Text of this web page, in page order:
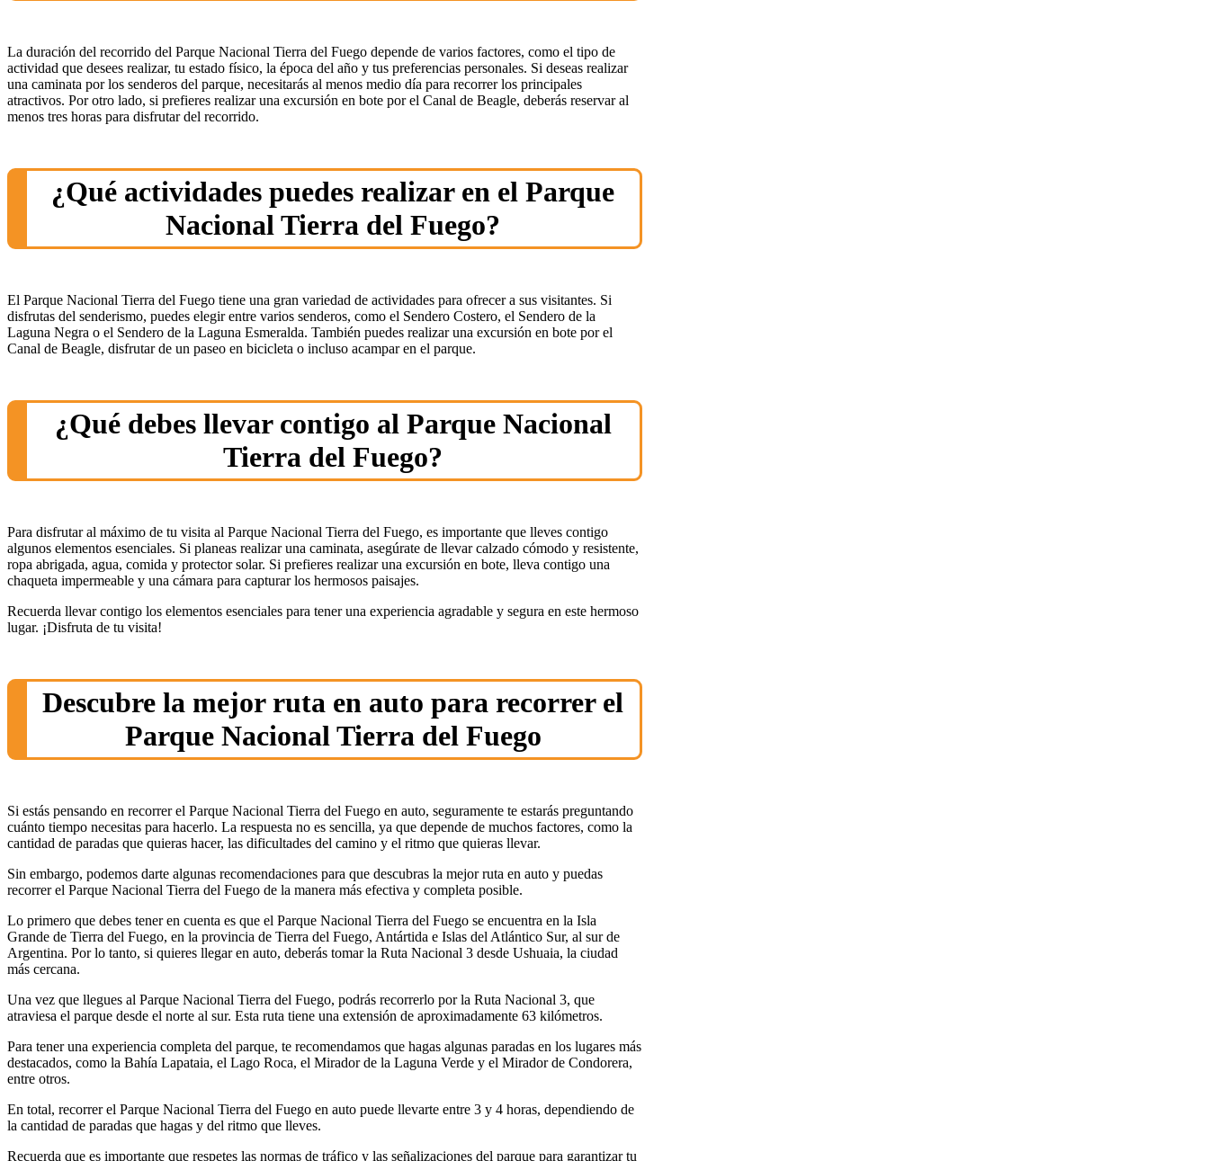
La duración del recorrido del Parque Nacional Tierra del Fuego depende de varios factores, como el tipo de
actividad que desees realizar, tu estado físico, la época del año y tus preferencias personales. Si deseas realizar
una caminata por los senderos del parque, necesitarás al menos medio día para recorrer los principales
atractivos. Por otro lado, si prefieres realizar una excursión en bote por el Canal de Beagle, deberás reservar al
menos tres horas para disfrutar del recorrido.
¿Qué actividades puedes realizar en el Parque
Nacional Tierra del Fuego?
El Parque Nacional Tierra del Fuego tiene una gran variedad de actividades para ofrecer a sus visitantes. Si
disfrutas del senderismo, puedes elegir entre varios senderos, como el Sendero Costero, el Sendero de la
Laguna Negra o el Sendero de la Laguna Esmeralda. También puedes realizar una excursión en bote por el
Canal de Beagle, disfrutar de un paseo en bicicleta o incluso acampar en el parque.
¿Qué debes llevar contigo al Parque Nacional
Tierra del Fuego?
Para disfrutar al máximo de tu visita al Parque Nacional Tierra del Fuego, es importante que lleves contigo
algunos elementos esenciales. Si planeas realizar una caminata, asegúrate de llevar calzado cómodo y resistente,
ropa abrigada, agua, comida y protector solar. Si prefieres realizar una excursión en bote, lleva contigo una
chaqueta impermeable y una cámara para capturar los hermosos paisajes.
Recuerda llevar contigo los elementos esenciales para tener una experiencia agradable y segura en este hermoso
lugar. ¡Disfruta de tu visita!
Descubre la mejor ruta en auto para recorrer el
Parque Nacional Tierra del Fuego
Si estás pensando en recorrer el Parque Nacional Tierra del Fuego en auto, seguramente te estarás preguntando
cuánto tiempo necesitas para hacerlo. La respuesta no es sencilla, ya que depende de muchos factores, como la
cantidad de paradas que quieras hacer, las dificultades del camino y el ritmo que quieras llevar.
Sin embargo, podemos darte algunas recomendaciones para que descubras la mejor ruta en auto y puedas
recorrer el Parque Nacional Tierra del Fuego de la manera más efectiva y completa posible.
Lo primero que debes tener en cuenta es que el Parque Nacional Tierra del Fuego se encuentra en la Isla
Grande de Tierra del Fuego, en la provincia de Tierra del Fuego, Antártida e Islas del Atlántico Sur, al sur de
Argentina. Por lo tanto, si quieres llegar en auto, deberás tomar la Ruta Nacional 3 desde Ushuaia, la ciudad
más cercana.
Una vez que llegues al Parque Nacional Tierra del Fuego, podrás recorrerlo por la Ruta Nacional 3, que
atraviesa el parque desde el norte al sur. Esta ruta tiene una extensión de aproximadamente 63 kilómetros.
Para tener una experiencia completa del parque, te recomendamos que hagas algunas paradas en los lugares más
destacados, como la Bahía Lapataia, el Lago Roca, el Mirador de la Laguna Verde y el Mirador de Condorera,
entre otros.
En total, recorrer el Parque Nacional Tierra del Fuego en auto puede llevarte entre 3 y 4 horas, dependiendo de
la cantidad de paradas que hagas y del ritmo que lleves.
Recuerda que es importante que respetes las normas de tráfico y las señalizaciones del parque para garantizar tu